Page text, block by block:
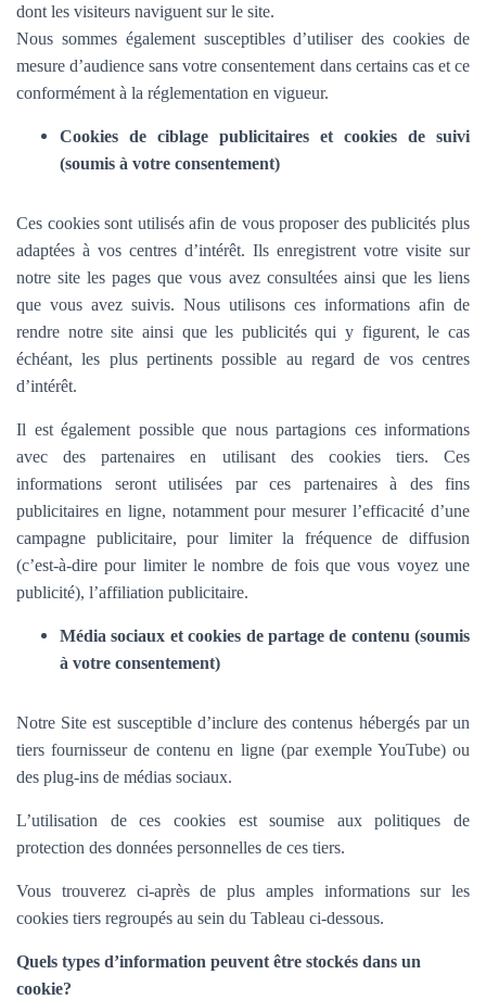
dont les visiteurs naviguent sur le site.
Nous sommes également susceptibles d’utiliser des cookies de
mesure d’audience sans votre consentement dans certains cas et ce
conformément à la réglementation en vigueur.
Cookies de ciblage publicitaires et cookies de suivi
(soumis à votre consentement)
Ces cookies sont utilisés afin de vous proposer des publicités plus
adaptées à vos centres d’intérêt. Ils enregistrent votre visite sur
notre site les pages que vous avez consultées ainsi que les liens
que vous avez suivis. Nous utilisons ces informations afin de
rendre notre site ainsi que les publicités qui y figurent, le cas
échéant, les plus pertinents possible au regard de vos centres
d’intérêt.
Il est également possible que nous partagions ces informations
avec des partenaires en utilisant des cookies tiers. Ces
informations seront utilisées par ces partenaires à des fins
publicitaires en ligne, notamment pour mesurer l’efficacité d’une
campagne publicitaire, pour limiter la fréquence de diffusion
(c’est-à-dire pour limiter le nombre de fois que vous voyez une
publicité), l’affiliation publicitaire.
Média sociaux et cookies de partage de contenu (soumis
à votre consentement)
Notre Site est susceptible d’inclure des contenus hébergés par un
tiers fournisseur de contenu en ligne (par exemple YouTube) ou
des plug-ins de médias sociaux.
L’utilisation de ces cookies est soumise aux politiques de
protection des données personnelles de ces tiers.
Vous trouverez ci-après de plus amples informations sur les
cookies tiers regroupés au sein du Tableau ci-dessous.
Quels types d’information peuvent être stockés dans un
cookie?